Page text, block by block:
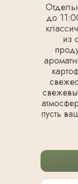
до
из
пусть